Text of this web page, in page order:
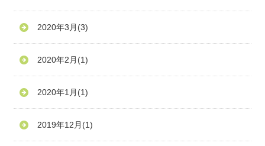
2020年3月 (3)
2020年2月 (1)
2020年1月 (1)
2019年12月 (1)